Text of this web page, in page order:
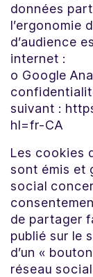
données
l’ergonomie
d’audience
internet :
o Google
suivant :
hl=fr-CA
Les cookies
sont émis et
social
de partager
publié sur le
d’un «
réseau